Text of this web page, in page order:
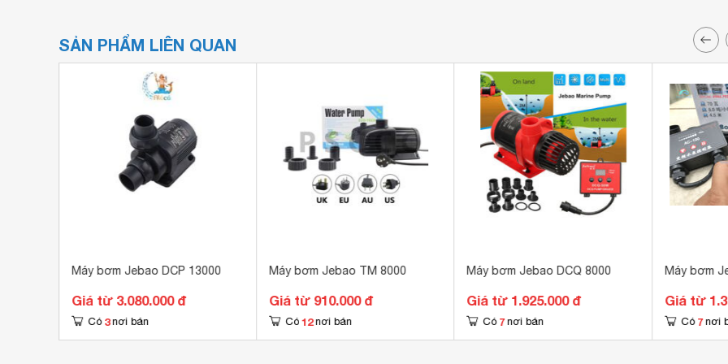
SẢN PHẨM LIÊN QUAN
Máy bơm Jebao DCP 13000
Giá từ 3.080.000 đ
Có 3 nơi bán
Máy bơm Jebao TM 8000
Giá từ 910.000 đ
Có 12 nơi bán
Máy bơm Jebao DCQ 8000
Giá từ 1.925.000 đ
Có 7 nơi bán
Máy bơm
Giá từ
Có 7 nơi